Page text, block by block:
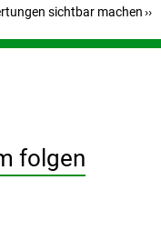
sichtbar machen
folgen